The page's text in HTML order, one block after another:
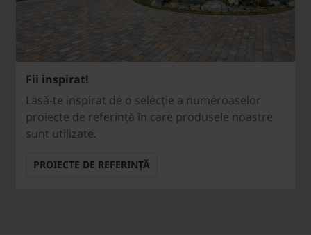
Fii inspirat!
Lasă-te inspirat de o selecție a numeroaselor
proiecte de referință în care produsele noastre
sunt utilizate.
PROIECTE DE REFERINȚĂ